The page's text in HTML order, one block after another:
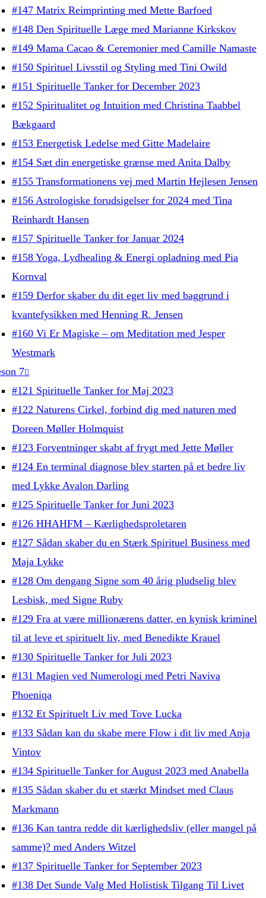
#147 Matrix Reimprinting med Mette Barfoed
#148 Den Spirituelle Læge med Marianne Kirkskov
#149 Mama Cacao & Ceremonier med Camille Namaste
#150 Spirituel Livsstil og Styling med Tini Owild
#151 Spirituelle Tanker for December 2023
#152 Spiritualitet og Intuition med Christina Taabbel
Bækgaard
#153 Energetisk Ledelse med Gitte Madelaire
#154 Sæt din energetiske grænse med Anita Dalby
#155 Transformationens vej med Martin Hejlesen Jensen
#156 Astrologiske forudsigelser for 2024 med Tina
Reinhardt Hansen
#157 Spirituelle Tanker for Januar 2024
#158 Yoga, Lydhealing & Energi opladning med Pia
Kornval
#159 Derfor skaber du dit eget liv med baggrund i
kvantefysikken med Henning R. Jensen
#160 Vi Er Magiske – om Meditation med Jesper
Westmark
7
#121 Spirituelle Tanker for Maj 2023
#122 Naturens Cirkel, forbind dig med naturen med
Doreen Møller Holmquist
#123 Forventninger skabt af frygt med Jette Møller
#124 En terminal diagnose blev starten på et bedre liv
med Lykke Avalon Darling
#125 Spirituelle Tanker for Juni 2023
#126 HHAHFM – Kærlighedsproletaren
#127 Sådan skaber du en Stærk Spirituel Business med
Maja Lykke
#128 Om dengang Signe som 40 årig pludselig blev
Lesbisk, med Signe Ruby
#129 Fra at være millionærens datter, en kynisk kriminel
til at leve et spirituelt liv, med Benedikte Krauel
#130 Spirituelle Tanker for Juli 2023
#131 Magien ved Numerologi med Petri Naviva
Phoeniqa
#132 Et Spirituelt Liv med Tove Lucka
#133 Sådan kan du skabe mere Flow i dit liv med Anja
Vintov
#134 Spirituelle Tanker for August 2023 med Anabella
#135 Sådan skaber du et stærkt Mindset med Claus
Markmann
#136 Kan tantra redde dit kærlighedsliv (eller mangel på
samme)? med Anders Witzel
#137 Spirituelle Tanker for September 2023
#138 Det Sunde Valg Med Holistisk Tilgang Til Livet